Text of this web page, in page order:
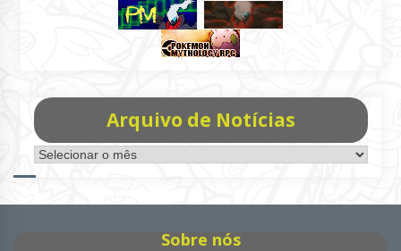
Arquivo de Notícias
Arquivo
de
Sobre nós